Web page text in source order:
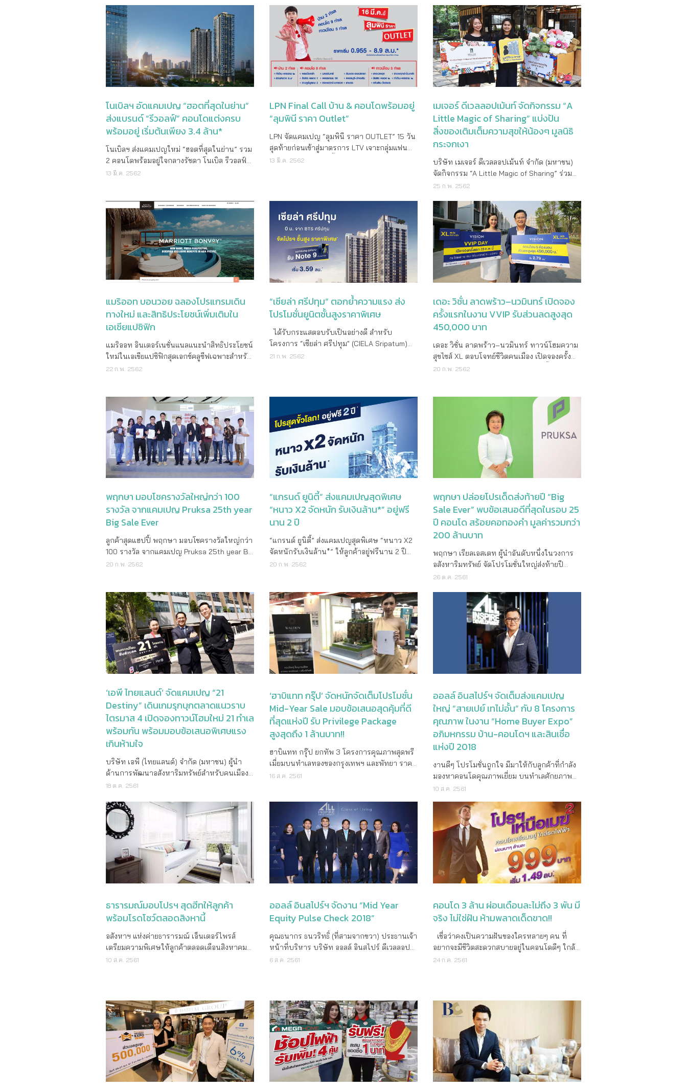
และนครราชสีมา รวมกว่า 40 โครงการ มาไว้ที่
บูธลลิล พร็อพเพอร์ตี้ บูธ G 215 - 226 ในงาน
มหกรรมบ้านและคอนโด ครั้งที่ 40 พร้อมเสิร์ฟ
สุดยอดโปรโมชั่น ได้แก่ ต่อที่ 1 ช่วยผ่อนนาน 10
เดือน และฟรี! เงินทำสัญญา 0 บาท ฟรี! ทุกค่า
ใช้จ่าย อาทิ ค่าโอน ค่าส่วนกลาง ค่ามิเตอร์น้ำ -
ไฟ เป็นต้น หรือต่อที่ 2 เลือกรับ Samsung S10
เอาใจลูกค้าในงานโดยเฉพาะตลอด 4 วัน
ประชุมแห่งชาติสิริกิติ์เท่านั้น แนวโน้มตลาด
อสังหาริมทรัพย์ต้นปี 2562 โดยรวมยังคงมีการ
เติบโต โดยมีปัจจัยสนับสนุน อาทิ ภาพรวมของ
เศรษฐกิจโดยรวมยังขยายตัวได้ดี ยังเป็นปัจจัย
เร่งการตัดสินใจซื้อของกลุ่มลูกค้า การจัด
แคมเปญ “พรรคนี้ผ่อนน้อย” จึงนับเป็นทางเลือก
ให้ผู้ที่กำลังมองหาที่อยู่อาศัยใหม่ที่มีคุณภาพ
บ้านแฝด ทาวน์โฮม และคอนโดมิเนียม บนทำเล
ศักยภาพ 5 มุมเมืองในกรุงเทพมหานคร
ปริมณฑล และจังหวัดในเขตระเบียงเศรษฐกิจที่
เป็นตลาดงาน ซึ่งสามารถตอบโจทย์ความ
ต้องการของลูกค้าแต่ละกลุ่มได้อย่างตรงจุด ใน
ราคาเริ่มต้นเพียง 1 ล้านกว่า มั่นใจว่าแคมเปญนี้
จะได้รับการตอบรับที่ดีจากลูกค้า ประเดิมต้นปี
กล่าว ทั้งนี้ ลูกค้าที่เข้าชมบูธของ ลลิล พร้อพเพ
อร์ตี้ จะได้สัมผัสรูปแบบบูธที่จัดเต็มด้วยโครงการ
คุณภาพ ให้เลือกสรรมากมายภายในงาน การ
เปิดพรีเซลล์โครงการใหม่ล่าสุด มหานครแห่ง
ใหม่ใจกลางพุทธมณฑลสาย 4 “ลลิล ทาวน์ ไลโอ
บลิสซ์ เพชรเกษม – พุทธมณฑล สาย 4” บ้านและ
ทาวน์โฮมฟังก์ชั่นครบตอบทุกโจทย์ความ
บาท ตลอดจนโครงการคุณภาพอีกมากมายกว่า
40 โครงการ เลือกบ้านที่ใช่ ในทำเลที่ถูกใจ กับ
ลลิล พร็อพเพอร์ตี้ บ้านที่ปลูกบนความตั้งใจที่ดี ที่
บูธ G 215 - 226 ในงานมหกรรมบ้านและคอนโด
ครั้งที่ 40 ระหว่างวันที่ 21 - 24 มีนาคม ศกนี้ ณ
ศูนย์การประชุมแห่งชาติสิริกิติ์ /// โทร Call
Center 1778 หรือ www.lalinproperty.com *
เงื่อนไขเป็นไปตามที่บริษัทฯ กำหนด
หน้าที่บริหาร และกรรมการผู้จัดการใหญ่ บ. วี
พร็อพเพอร์ตี้ ดีเวลลอปเมนท์ ส่งแคมเปญ “ปลด
ล็อก 3 ทำเลใจกลางเมือง” มาเอาใจผู้ที่กำลังมอง
หาคอนโดทำเลใจกลางสุขุมวิทโดยเฉพาะ กับ
คอนโด 3 โครงการใหม่แนวรถไฟฟ้าฟ้า 3 สถานี
ได้แก่ทองหล่อ - พระโขนง - อ่อนนุช ราคาเริ่มต้น
เพียง 1.89 - 6.49 ล้านบาท พร้อมส่วนลดสูงสุด
500,000 บาท ซึ่งทำเลทองหล่อได้ถูก”ปลด
ล็อก-กู้100%*” ด้วยโครงการ V TARA สุขุมวิท
36 คอนโดใหม่ แต่งครบพร้อมอยู่ ใกล้ BTS
ทองหล่อ โอนก่อนมาตรการรัฐ กู้ได้100%* ฟรี
ทุกค่าใช้จ่าย ณ วันโอน* 2 ห้องนอน เริ่ม 5.89
ล้านบาท ทำเลติดรถไฟฟ้าสถานีพระโขนงเองก็
“ปลดล็อก-ราคาเดียว*” ห้องชั้นสูงวิวสวย ราคา
พิเศษกับโครงการ VERTIER สุขุมวิท คอนโดใหม่
ทองหล่อ ปลดล็อกยูนิตชั้นพิเศษ วิวเมืองชั้นสูง
ราคาเดียว* 6.49 ล้านบาท และสุดท้ายอ่อนนุช
ทำเลสุดฮิตที่ได้ถูก “ปลดล็อก-เฟสใหม่” ด้วยคอน
โดสุดชิคกับโครงการ IKON สุขุมวิท77 คอนโด
ใหม่ แต่งครบ ติดห้าง ส่วนกลาง 24 ช.ม. ใกล้บีที
เอส อ่อนนุช ปลดล็อกเฟสใหม่ผ่อน 2,999 บาท/
เดือน* เริ่ม 1.89 ล้านบาท พร้อมพบกับสิทธิ
พิเศษมากมายที่จะมาทำให้อะดรีนาลีนพลุ่ง
นี้ ถึง 31 มีนาคมนี้ เท่านั้น แล้วพบกันที่ Sales
Gallery ทั้ง 3 โครงการ สอบถามเพิ่มเติมโทร.
1298 ใกล้ BTS ทองหล่อ V TARA สุขุมวิท
ได้100%* ฟรีทุกค่าใช้จ่าย ณ วันโอน* 2 ห้อง
นอน เริ่ม 5.89 ล้านบาท วันนี้-31 มี.ค. เท่านั้น
พบกันที่ Sales Gallery สอบถามเพิ่มเติมโทร.
VERTIER สุขุมวิท คอนโดใหม่ทำเลใกล้เอกมัย-
ทองหล่อ ปลดล็อกยูนิตชั้นพิเศษ วิวเมืองชั้นสูง
ราคาเดียว* 6.49 ล้านบาท วันนี้-31 มี.ค. เท่านั้น
พบกันที่ Sales Gallery สอบถามเพิ่มเติมโทร.
1298 คลิกชมรายละเอียดโครงการเพิ่มได้ที่
http://bit.ly/2Jjv6Cu ใกล้ BTS อ่อนนุช
IKON สุขุมวิท77 คอนโดใหม่ แต่งครบ...สุด Chic!!
ผ่อน 2,999 บาท/เดือน* เริ่ม 1.89 ล้านบาท วัน
นี้-31 มี.ค. เท่านั้น พบกันที่ Sales Gallery
สอบถามเพิ่มเติมโทร. 1298 คลิกชมรายละเอียด
“บ้านแฝดติดสระ เฟสใหม่” ในราคาที่เอื้อมถึง
เอาใจลูกค้ายุคใหม่ที่ต้อง Smart Investment
มากขึ้น เผยไฮไลท์ห้องตัวอย่าง ใหม่สไตล์
Natural Fulfill เอาไว้ในงานอินทีเรีย และโปรโม
ชั่นลดสะใจ ห้องชุดขนาดสองห้องนอน เริ่มต้น
5.29 ล้านบาท และ บ้านแฝดติดสระ 45
ตรว.เพียง 6.89 ล้านบาท เฉพาะช่วงไฮซีซั่นนี้
เท่านั้น คุณประไพสิทธิ์ ตัณฑ์เกยูร กรรมการผู้
จัดการ บริษัท โบ๊ทเฮ้าส์หัวหิน จำกัด เปิดเผยว่า
The Legend เป็นอาคารชุดตึกที่ 4 ตามแผน
พัฒนาภายในโครงการขนาดใหญ่ของ
Boathouse Hua Hin พิกัด อยู่ตรงช่วงโค้งก่อน
เข้าอุโมงค์ลอดใต้รันเวย์สนามบินหัวหิน และมี
ถนนแยกลงมาที่โครงการอีกที ทำเลตรงนี้สุดเขต
ถนนเลียบหาดจึงเหมือนมีชายหาดส่วนตัว ไป
โดยปริยาย สร้างเสร็จไปแล้ว 4 ตึก ปัจจุบันอยู่ใน
ช่วง Resale โดยตัวอาคารหลังใหม่ “เดอะเลจเจ้
นท์” จุดเด่นเป็น Private Beach วิวทะเลเต็มตา
จากห้องนอนพร้อมจุดขาย ให้มากกว่า อยู่แล้วคุ้ม
ค่า น่าลงทุน จากปัจจัย 1. Single Loaded
Corridor พื้นที่ทางเดินโล่ง โปร่งกว้าง 2. สระ
ว่ายน้ำรายล้อมทั้งโครงการฯ 3.พื้นที่ส่วนกลาง
50% ของพื้นที่โครงการ ล่าสุดทางโครงการฯ
ได้จัดโปรโมชั่นพิเศษรับซัมเมอร์ โปรโมชั่นลด
และ บ้านแฝดติดสระ 45 ตรว.เพียง 6.89 ล้าน
บาท นับว่า คุ้มค่า น่าลงทุน เพราะปัจจุบันจะหา
คอนโดตากอากาศขนาดใหญ่ วิวทะเล ระบบ
โดฯ วิวทะเล มีหน้าหาดส่วนตัว มีแนวโน้มปรับ
ตัวสูงขึ้นแน่นอน ทั้งนี้ปัจจุบันราคาขายเฉลี่ยของ
โครงการฯ อยู่ที่ 90,000 บาท (เทียบกับราคา
ตลาดหรือคอนโดมีเนียมเกิดใหม่อยู่ที่ 110,000
บาท ถือได้ว่าถูกกว่า 20 เปอร์เซนต์) สำหรับ
The Legend by Boathouse Hua Hin (เดอะ เลจ
เจ้นท์ บาย โบ๊ทเฮ้าส์หัวหิน) มีจำนวนห้องชุด
ขนาด 1 ห้องนอน 46 ตารางเมตร, 2 ห้องนอน
เริ่มต้น 49-102 ตารางเมตร, 3 ห้องนอน เริ่มต้น
120-131 ตารางเมตร ราคาเริ่มต้น 3.29 ล้านบาท
(สำหรับ 1 นอน) จุดขายเป็นโครงการขนาดใหญ่
สาธารณูปโภคครบครัน สร้างเสร็จแล้ว และ
สัมผัสได้จริง จัดเต็มพื้นที่ส่วนกลางของหมู่บ้าน
เป็นสวนสวย สระว่ายน้ำบริการสาธารณะถึง 50
Free-Form Pool ขนาด 15,000 ตารางเมตร คิด
เป็นมูลค่าที่ทุ่มลงไปกว่า 500 ล้านบาท ปัจจุบัน
ครองแชมป์คอนโดฯ ตากอากาศของหัวหินที่ให้
ส่วนกลางเยอะมากที่สุดเมื่อเทียบกับจำนวนยูนิต
สนใจโครงการฯ สอบถามข้อมูลเพิ่มเติม โทร
032-442570-2 หรือ 086 366 3371-2
หรือ http://www.boathouse-
huahin.com/the_legend/
จาก Brexit เป็นโอกาสทองสำหรับนักลงทุนไทย
และเอเชียที่สนใจ อสังหาริมทรัพย์ในอังกฤษ
พร้อมย้ำปัจจัยพื้นฐานลอนดอนระยะยาวยังไม่มี
อะไรเปลี่ยนแปลง ยังเป็นศูนย์กลางเศรษฐกิจและ
การมาเยือนของนักท่องเที่ยวทั่วโลก ล่าสุดพบ
ต่างชาติที่ซื้ออสังหาริมทรัพย์ลอนดอนสูงถึง 60 –
65% เหตุเป็นสินทรัพย์ที่ดีที่สุดในโลก
ตลอด 20 ปีที่ผ่านมา ขณะที่นักวิเคราะห์คาดยัง
ไม่มีสัญญาณเปลี่ยนแปลงไปจนถึงปี 2025 อิส
ซาเบลล่า ญาณ (Isabelle Yan) หัวหน้าฝ่ายขาย
และพัฒนาธุรกิจ – เอเชียแปซิฟิก Residential
Land เปิดเผยว่า Residential Land ได้เปิดตัวที่
อยู่อาศัยโครงการใหม่ ภายใต้ชื่อ Garden
House ตั้งอยู่ย่าน Kensington Gardens
Square หนึ่งในเขตพิเศษที่หรูหราที่สุดในกรุง
ลอนดอน ตั้งอยู่ไม่ไกลจากไฮด์ปาร์คที่มีชื่อเสียง
ระดับโลกของเมืองหลวง Garden House เป็น
อาคารที่มีจัดอยู่ในอันดับเกรด 2 (นำตึกเก่ามาส
ร้างใหม่) ซึ่งเป็นที่รวบรวมอพาร์ทเม้นท์ หนึ่ง
สองและสามห้องนอน ด้วยราคาเริ่ม
ต้น 995,000 ปอนด์ ผู้พักอาศัยของ Garden
House ยังเพลิดเพลินกับการเข้าถึงสวนส่วนตัวที่
สวยงาม รวมถึงสิ่งที่เป็นสิ่งจำเป็นของลอนดอนใน
ย่านที่มีชื่อเสียง ซึ่งเสนอพื้นที่อันเงียบสงบด้วย
ต้นไม้ใหญ่ สนามหญ้าสีเขียวและแปลงดอกไม้ที่
คุณภาพและความสะดวกสบายให้ความรู้สึกอัน
แสนอบอุ่น ด้วยขอบประตูแบบย้อนยุคที่สวยงาม
และอุปกรณ์ที่ผสมผสานอย่างลงตัวกับเทคโนโลยี
แต่ละหลังมีเทคโนโลยีภาพและเสียงขั้นสูงโดยใช้
ระบบอัตโนมัติในบ้านของยี่ห้อ Creston ซึ่ง
อำนวยความสะดวกในการใช้ชีวิตประจำวันรวม
House ยังเสนอการออกแบบตกแต่งภายในที่มี
คุณภาพสูง เช่นห้องครัวยี่ห้อ Macasser ที่มี
ความมันวาวสูงรวมถึงการขัด ผลึกบนพื้นผิวส่วน
บนของเฟอร์นิเจอร์ต่าง ๆ เครื่องใช้ไฟฟ้าครบ
วงจรรวมถึง ห้องเก็บไวน์ที่ควบคุมอุณหภูมิ ห้อง
นอนได้ประโยชน์จากหน้าต่างบานใหญ่ที่
หรูหราและทิวทัศน์ทั่วทั้งสวน Garden
โตเบลโล และ ไฮด์พาร์คซึ่งเป็นย่านที่คึกคักที่สุด
แห่งหนึ่งของลอนดอน ซึ่งอยู่ไม่ไกลจากร้าน
อาหารรสเลิศมากมายรวมถึง Core by Clare
Smyth ร้านอาหารสองดาวมิชลิน ที่ได้รับรางวัล
มิชลินซึ่งดำเนินการโดย Clare Smyth ที่ได้รับ
รางวัล Best Female Chef Award จาก 50 ร้าน
อาหารที่ดีที่สุดของโลก Garden House ยังอยู่ใกล้
ระดับไฮเอนด์รวมถึงร้านค้าปลีกใหม่ ร้านอาหาร
และ สิ่งอำนวยความสะดวกเพื่อการพักผ่อน เป็น
ส่วนหนึ่งของการเปลี่ยนแปลงมูลค่า 1 พันล้าน
ปอนด์ของพื้นที่ Queensway ที่กว้างขวางขึ้น
Garden House ตั้งอยู่บนทำเลมีการเดินทางที่ดี
ที่สุดเชื่อมด้วยสถานี
รถไฟ Bayswater และ Queensway ภายใน 5 น
าที ด้วยการเดิน อีกทั้งยังได้รับประโยชน์จาก
สถานี Paddington ซึ่งร่นระยะการเดินทางครึ่ง
ชั่วโมงจากถนน Bond โดยใช้เวลาแค่ 3 นาที
ถนน Liverpool 10 นาที และ Canary Wharf ใน
เวลา 17 นาที และอยู่ห่างจากสนาม
บิน Heathrow เพียง 24นาที นายบรูซ ริตชี่
(Bruce Ritchie) ประธานเจ้าหน้าที่บริหารและผู้
ก่อตั้ง Residential Land ให้ความเห็นว่า “การ
เปิดตัว Garden House ในกรุงเทพฯ ถือเป็นก้าว
สำคัญสำหรับ Residential Land เนื่องจากเป็น
ประเทศไทย เราเป็นผู้เชี่ยวชาญในการสร้างบ้าน
หรูราคาไม่แพงในใจกลางกรุงลอนดอน มีความ
ภาคภูมิใจที่จะได้แสดงผลงานคุณภาพสูงของเรา
ที่งานแสดงสินค้ากรุงเทพ อสังหาริมทรัพย์ของ
เราอยู่ในย่านที่มีชื่อเสียงที่สุดในลอนดอนและยัง
ได้รับประโยชน์จากความมีชีวิตชีวาที่เป็น
เอกลักษณ์ของเมือง ทำให้ผู้ซื้อมีโอกาสในการ
จังหวะที่ดีสำหรับผู้ซื้ออสังหาริมทรัพย์ต่างชาติที่
ต้องการที่อยู่อาศัยในลอนดอน เนื่องจากปัจจุบัน
ค่าเงินปอนด์ได้อ่อนค่าลง จากปัจจัยเรื่องการ
ถอนตัวออกจากสหภาพยุโรปของสหราช
อาณาจักร (BREXIT)จึงส่งผลดีให้นักลงทุนหรือผู้
กดดันความเชื่อมั่นนักลงทุนที่มีต่อสหราช
อาณาจักรในระยะสั้นเท่านั้น สำหรับตลาด
อสังหาริมทรัพย์ในลอนดอนนั้น ในภาวะปกติ
ระยะยาวมีอัตราเติบโตของราคาประมาณ 5-
7% ต่อปี โดยส่วนมากด้วยการยอมรับจากที่
ปรึกษา และยังไม่มีสัญญาณที่จะเปลี่ยนแปลงไป
จนถึงปี 2025ไม่เพียงเท่านี้อสังหาริมทรัพย์ใน
ประเทศอังกฤษเป็นหนึ่งในประเภทสินทรัพย์ที่มี
โนเบิลฯ อัดแคมเปญ “ฮอตที่สุดในย่าน”
ส่งแบรนด์ “รีวอลฟ์” คอนโดแต่งครบ
พร้อมอยู่ เริ่มต้นเพียง 3.4 ล้าน*
โนเบิลฯ ส่งแคมเปญใหม่ “ฮอตที่สุดในย่าน” รวม
2 คอนโดพร้อมอยู่ใจกลางรัชดา โนเบิล รีวอลฟ์
รัชดา และ โนเบิล รีวอลฟ์ รัชดา 2 จัดเต็มแต่ง
เริ่มต้นเพียง 3.4 ล้าน* ชมห้องตัวอย่างพร้อม
สัมผัสบรรยากาศโครงการจริงได้แล้ววันนี้ที่
สำนักงานขายโครงการ คุณธีรพล วรนิธิพงศ์ ผู้
ช่วยกรรมการผู้จัดการ บริษัท โนเบิล ดีเวลลอป
เมนท์ จำกัด (มหาชน) เปิดเผยว่า โนเบิลฯ ได้จัด
โปรโมชั่นสำหรับลูกค้าที่มองหาคอนโดฯ ในย่าน
รัชดา ด้วยการเปิดตัวแคมเปญใหม่ “ฮอตที่สุดใน
ย่าน” กับ 2 โครงการพร้อมอยู่ โนเบิล รีวอลฟ์ รัช
ดา และ โนเบิล รีวอลฟ์ รัชดา 2 ที่มีจุดเด่นของ
ทำเลศักยภาพใจกลางรัชดา ย่านศูนย์กลางธุรกิจ
แห่งใหม่ (New CBD) ติดรถไฟฟ้า MRT ศูนย์
วัฒนธรรมเพียง 80 เมตร ตอบสนองทุกไลฟ์สไตล์
ของคนรุ่นใหม่บนทำเลที่ลงตัวที่สุด โดยทั้ง 2
โครงการที่นำมาจัดแคมเปญในครั้งนี้มีขนาด
ห้องชุดให้เลือกตั้งแต่แบบ 1 ห้องนอน และแบบ 2
ห้องนอน ในราคาเริ่มต้นเพียง 3.4 ล้านบาท
เบิล รีวอลฟ์ รัชดา 2 ออกแบบด้วยแนวคิด
“Revolve Living” ที่ปรับทุกฟังก์ชั่นของพื้นที่
ใช้สอย ให้ตอบโจทย์ชีวิตคนเมืองที่ทันสมัยได้
อย่างลงตัวบนสุดยอดทำเลศักยภาพใจกลางรัชดา
ซึ่งปัจจุบันนับเป็นย่านธุรกิจการค้าสำคัญแห่ง
ใหม่ของกรุงเทพฯ รายล้อมด้วยสิ่งอำนวยความ
สะดวกมากมาย อาทิ ห้างสรรพสินค้า แหล่งช้อป
ปิ้งมอลล์ สถานศึกษา และอาคารสำนักงานต่างๆ
การเป็นจุดเชื่อมต่อของเส้นทางรถไฟฟ้าสายสีส้ม
ที่จะทำให้ย่านรัชดาเป็นอีกทำเลสำคัญที่สามารถ
เชื่อมต่อไปได้ทุกที่ สำหรับลูกค้าที่สนใจ สามารถ
เบิล รีวอลฟ์ รัชดา 2 ติด MRT ศูนย์วัฒนธรรม ลง
ทะเบียนเพื่อรับส่วนลดออนไลน์ 50,000 บาท*
ได้ที่ www.noblehome.com สอบถามข้อมูลเพิ่ม
13 มี.ค. 2562
LPN Final Call บ้าน & คอนโดพร้อมอยู่
“ลุมพินี ราคา Outlet”
LPN จัดแคมเปญ “ลุมพินี ราคา OUTLET” 15 วัน
สุดท้ายก่อนเข้าสู่มาตรการ LTV เจาะกลุ่มแฟน
พันธุ์แท้ “ลุมพินี” ทั้งซื้อเพื่ออยู่เองและนักลงทุน
ปริมณฑล 16 โครงการ กว่า 660 ยูนิต
มูลค่า 1,160 ล้านบาท ที่เป็นเจ้าของได้ง่ายๆ เพียง
วางเงินจองเริ่ม 5,000 บาท สำหรับคอนโด
และ 10,000 บาท สำหรับบ้าน ทั้งรับอัตรา
ดอกเบี้ยพิเศษจากธนาคาร ก่อนมาตรการ Loan
to Value (LTV) บังคับเพิ่มเงินดาวน์ 20% การัน
ตีสินค้าแบรนด์ “ลุมพินี” เป็นสินทรัพย์ที่มีมูลค่า
เพิ่มสูงขึ้นจากความเป็นมืออาชีพในการบริหาร
จัดการตามกลยุทธ์ “ชุมชนน่าอยู่” และทำเล
คุณภาพ ก่อนสิ้นเดือนมี.ค.นี้เท่านั้น นายโอภาส
ศรีพยัคฆ์ ประธานเจ้าหน้าที่บริหาร และ
กรรมการผู้จัดการ บริษัท แอล.พี.เอ็น.ดีเวลลอป
เมนท์ จำกัด (มหาชน) (LPN) เปิดเผยว่า ก่อนเข้า
สู่มาตรการควบคุมสินเชื่อ Loan to Value
(LTV) ซึ่งจะมีการเพิ่มเงินดาวน์ในการซื้อที่อยู่
ประเทศไทย ในวันที่ 1 เมษายน 2562 นี้ บริษัท
ได้จัดแคมเปญส่งเสริมการตลาดภายใต้ชื่อ
แคมเปญ “ลุมพินี ราคา OUTLET” อันจะเป็นการ
สร้างโอกาสให้ลูกค้าเป็นเจ้าของบ้าน ทาวน์โฮม
และคอนโดพร้อมอยู่ได้ง่ายๆ ทั้งยังได้รับอานิสงส์
ของอัตราดอกเบี้ย ซึ่งเป็นอัตราดอกเบี้ยก่อนที่
ธนาคารต่างๆจะทยอยปรับขึ้นตามนโยบายของ
คณะกรรมการนโยบายการเงิน ธนาคารแห่ง
ธนาคารได้ปรับขึ้นดอกเบี้ยเงินกู้ไปแล้ว และมี
การคาดการณ์ว่า กนง. จะประกาศขึ้นดอกเบี้ย
อีกครั้งในปีนี้ ภายใต้แคมเปญนี้บริษัทได้คัด
ทาวน์โฮม และคอนโดกว่า 660 ยูนิต มูลค่า
รวม 1,160 ล้านบาทมาให้เลือกช้อป เพียงวางเงิน
จองเริ่ม 5,000 บาทสำหรับคอนโด
ราคาที่คุ้มค่าเริ่มต้นเพียง 9 แสน - 8.9 ล้านบาท
และสำหรับกลุ่มเป้าหมายนักลงทุน ซึ่งเป็นที่
ทราบกันดีว่าสินค้าของบริษัทเป็นที่ต้องการของ
ตลาด มีความต้องการเช่าต่อเนื่อง จึงทำให้ปล่อย
เช่าได้โดยง่าย โดยมีหน่วยงาน Brokerage ที่ช่วย
อำนวยความสะดวกทั้งการปล่อยเช่า-ขาย ประจำ
อยู่ในทุกโครงการ ผลตอบแทนที่ได้รับจากค่าเช่า
(Yield) เฉลี่ย 5 % จึงนับเป็นการลงทุนที่คุ้มค่า
นอกจากนี้ LPN ยังมีบริษัทในเครือ บริษัท ลุมพินี
พรอเพอร์ตี้ มาเนจเมนท์ จำกัด (LPP) ที่ดูแลด้าน
การบริหารจัดการหลังลูกค้าเข้าอยู่อย่างมืออาชีพ
ด้วยกลยุทธ์ “ชุมชนน่าอยู่” จึงมั่นใจได้ว่าผู้อยู่
อาศัยจะได้รับคุณภาพชีวิต สังคม และสิ่งแวดล้อม
จัดการหลังเข้าอยู่อาศัยในโครงการของผู้
ประกอบการอสังหาริมทรัพย์รายอื่นๆ อีกด้วย
“ผลจากการตื่นตัวของมาตรการ LTV ส่งผลให้
ช่วง 2 เดือนที่ผ่านมา ซึ่งคาดว่าการจัดแคมเปญ
พิเศษในครั้งนี้จะทำได้ตามเป้าหมายที่วางไว้
และถือเป็นโค้งสุดท้ายที่ไม่ควรพลาดในการซื้อ
สินทรัพย์เก็บไว้ภายใต้เงื่อนไขเดิม ซึ่งนับวันก็จะมี
มูลค่าเพิ่มขึ้น เริ่มอย่างเป็นทางการเสาร์ที่ 16
-31 มี.ค.นี้ เท่านั้น ณ สำนักงานขาย
ทั้ง 16 โครงการ สอบถามข้อมูลเพิ่มเติม LPN Call
Center 02-689-6888
13 มี.ค. 2562
เมเจอร์ ดีเวลลอปเม้นท์ จัดกิจกรรม “A
Little Magic of Sharing” แบ่งปัน
สิ่งของเติมเต็มความสุขให้น้องๆ มูลนิธิ
กระจกเงา
บริษัท เมเจอร์ ดีเวลลอปเม้นท์ จำกัด (มหาชน)
จัดกิจกรรม “A Little Magic of Sharing” ร่วม
สร้างฝัน แบ่งปันความสุข โดยได้รวบรวมสิ่งของ
หนังสือสำหรับเด็กสภาพดี จากลูกบ้านเมเจอร์ ดี
เวลลอปเม้นท์ ผู้เช่าอาคาร เมเจอร์ ทาวเวอร์
ทองหล่อ พนักงานเมเจอร์ฯ และบุคคลทั่วไป มอบ
เป็นของขวัญให้แก่น้องๆ มูลนิธิกระจกเงา เพื่อส่ง
เสริมโอกาสทางการเรียนรู้ให้แก่เยาวชนซึ่งเป็น
อนาคตของชาติ โดยมี คุณตวงพร บุณยะสาระ
นันท์ (ซ้าย) ผู้อำนวยการสายงานการตลาด
บริษัท เมเจอร์ ดีเวลลอปเม้นท์ จำกัด (มหาชน)
เป็นตัวแทน ส่งมอบให้แก่ คุณชุตินาถ กาญจนกุล
(ขวา) ผู้จัดการมูลนิธิกระจกเงา ณ มูลนิธิ
กระจกเงา ทั้งนี้ กิจกรรมดังกล่าวนับเป็น
กิจกรรมที่เมเจอร์ ดีเวลลอปเม้นท์ ร่วมแรงร่วมใจ
จัดขึ้นเพื่อช่วยเหลือสังคม โดยจะยังคงมุ่งมั่นสาน
ต่อกิจกรรมเพื่อสังคมให้เกิดประโยชน์ต่อสังคม
25 ก.พ. 2562
แมริออท บอนวอย ฉลองโปรแกรมเดิน
ทางใหม่ และสิทธิประโยชน์เพิ่มเติมใน
เอเชียแปซิฟิก
แมริออท อินเตอร์เนชั่นแนลแนะนำสิทธิประโยชน์
ใหม่ในเอเชียแปซิฟิกสุดเอกซ์คลูซีฟเฉพาะสำหรับ
สมาชิก แมริออท บอนวอย (Marriott Bonvoy)
ริตซ์-คาร์ลตัน รีวอร์ดส (The Ritz-Carlton
Rewards) และสตาร์วูด พรีเฟอร์ เกสต์
(Starwood Preferred Guest หรือ SPG) ได้เปิด
ตัวไปเมื่อต้นปีนี้ ด้วยความเชื่อว่า การเดินทาง
ท่องเที่ยวช่วยรังสรรค์คุณค่าให้แก่โลกของเรา
แมริออท บอนวอยให้สมาชิกเข้าถึงโรงแรมต่างๆ
ภายใต้พอร์ตโฟลิโอของเครือแมริออท อินเตอร์
เนชั่นแนล ในกว่า 130 ประเทศและเขตต่างๆ ทั่ว
โลก และเป็นส่วนหนึ่งในการสร้างแรงบันดาลใจ
ให้สมาชิกเดินทางท่องไปตามใจปรารถนา
สมาชิกของแมริออท บอนวอย จะได้รับสิทธิ
ประโยชน์จากการรับประทานอาหารมื้อพิเศษ
รวมถึงใช้บริการ สปาทั้งขณะอยู่บ้านและขณะ
เดินทาง ยิ่งไปกว่านั้น สมาชิกยังได้รับคะแนน
สะสมแม้จะไม่ได้เข้าพักค้างคืน จึงเปิดโอกาสให้
แพล็ตฟอร์มแมริออท บอนวอย โมเม้นต์ส
(Moments.MarriottBonoy.com) อาทิ
ประสบการณ์ระดับวีไอพีที่คอนเสิร์ตมารูน ไฟฟ์
(Maroon 5) ทั่งเจ็ดคอนเสิร์ตในโตเกียว โซล
มะนิลา เกาสง มาเก๊า สิงคโปร์ และกรุงเทพฯ
โดยจะได้มีโอกาสพบปะสมาชิกของวงอย่างใกล้
ชิดใน 3 เมือง “การเปิดตัวแมริออท บอนวอย
เป็นก้าวสำคัญของบริษัทและเรายินดีเป็นอย่างยิ่ง
เอเชียแปซิฟิกเพื่อเติมเต็มความฝันให้กับสมาชิก
ของเรา” เป็กกี้ ฟาง โร ประธานเจ้าหน้าที่ด้าน
การขายและการตลาดประจำภูมิภาคเอเชีย
แปซิฟิกของแมริออท อินเตอร์เนชั่นแนลกล่าว
“เรามุ่งมั่นสร้างสรรค์โปรแกรมแมริออท บอนว
อยให้ดียิ่งขึ้นด้วยการมอบสิ่งที่สมาชิกชื่นชอบทั้ง
ระหว่างการเดินทางและแม้ขณะอยู่บ้าน ซึ่ง
สมาชิกสามารถแบ่งปันประสบการณ์เหล่านั้นกับ
เพื่อนหรือครอบครัวได้” สิทธิประโยชน์แมริออท
และเครื่องดื่มพร้อมรับคะแนนสะสม สมาชิกของ
แมริออท บอนวอยจะได้รับสิทธิพิเศษด้านอาหาร
และเครื่องดื่มตลอดทั้งปีที่ร้านอาหารและบาร์
กว่า 28,000 แห่ง ในเอเชียแปซิฟิกที่เข้าร่วม
รายการ นับเป็นอีกวิธีหนึ่งที่สมาชิกสามารถรับ
คะแนนสะสมได้ โดยไม่ต้องเข้าพัก แมริออท
อินเตอร์เนชั่นแนลมอบส่วนลดอาหารและเครื่อง
ดื่ม 10% สำหรับสมาชิกทั่วไป และสมาชิกระดับ
สมาชิกระดับโกลด์ เอลิท (Gold Elite) และ
ส่วนลด 20% สำหรับสมาชิกระดับแพลตตินัม เอ
ลิท (Platinum Elite) สมาชิกไทเทเนียม เอลิท
(Titanium Elite) และแอมบาสซาเดอร์ เอลิท
(Ambassador Elite) ด้วยยอดการใช้จ่ายขั้นต่ำที่
10 ดอลล่าร์ ก็มีสิทธิได้รับคะแนนสูงสุด 10 คะแนน
สำหรับครอบครัว ตั้งแต่วันที่ 25 มีนาคมนี้
เป็นต้นไป แมริออท บอนวอยจะให้สิทธิประโยชน์
มากยิ่งขึ้นสำหรับสมาชิกที่มาเป็นครอบครัว
พร้อมเด็กๆ และเข้าพักในโรงแรมและรีสอร์ทที่
เข้าร่วมโครงการ โดยจะได้รับสิทธิประโยชน์
พิเศษต่างๆ ดังนี้: สำหรับผู้เข้าพักผู้ใหญ่ใช้จ่าย
หนึ่งท่าน ตั้งแต่ระดับโกลด์ เอลิท (Gold Elite) ลง
22 ก.พ. 2562
“เซียล่า ศรีปทุม” ตอกย้ำความแรง ส่ง
โปรโมชั่นยูนิตชั้นสูงราคาพิเศษ
โครงการ “เซียล่า ศรีปทุม" (CIELA Sripatum)
คอนโดมิเนียม ไฮไรส์ 28 ชั้น 0 เมตร จากบีทีเอส
โมชั่นยูนิตชั้นสูงราคาพิเศษ ในวันที่ 23-24
กุมภาพันธ์ นี้ ณ สำนักงานขาย จองพร้อมทำ
สัญญาในงาน หรือภายในเดือนกุมภาพันธ์ รับ
ฟรี! โทรศัพท์มือถือ Samsung Galaxy Note 9
งานนี้พลาดไม่ได้แล้วจ้า
21 ก.พ. 2562
เดอะ วิชั่น ลาดพร้าว–นวมินทร์ เปิดจอง
ครั้งแรกในงาน VVIP รับส่วนลดสูงสุด
450,000 บาท
เดอะ วิชั่น ลาดพร้าว–นวมินทร์ ทาวน์โฮมความ
สุขไซส์ XL ตอบโจทย์ชีวิตคนเมือง เปิดจองครั้ง
แรกในงาน VVIP Day 23 กุมภาพันธ์นี้ รับ
รูปแบบทาวน์โฮม 3 ชั้น ภายใต้แนวคิด “XL
สเปซ XL ความสุข” พัฒนาโดย บริษัท ออลล์ อินส
ไปร์ ดีเวลลอปเม้นท์ จำกัด (มหาชน) ที่ฉีกทุกกฎ
ของทาวน์โฮมแบบเดิมๆ ด้วยแนวคิดและการ
ออกแบบ เพื่อให้เหมาะกับชีวิตคนเมือง และครบ
ทุกฟังก์ชั่นของการอยู่อาศัย ด้วยถนนภายใน
โครงการกว้าง 12 เมตร พื้นที่ใช้สอยในบ้านเทียบ
เท่าบ้านเดี่ยวสูงสุด 220 ตารางเมตร การ
ออกแบบห้องผู้สูงอายุชั้น 1 พร้อมหน้าต่างระบาย
อากาศกว้างพิเศษเพื่อรับแสงและลมประหยัด
พลังงาน พร้อมคลับเฮ้าส์สระว่ายน้ำและสวน
สาธารณะขนาดใหญ่ พบกับทาวน์โฮมที่ตอบ
โจทย์ “สเปซแห่งความสุข” ของผู้อยู่อาศัยอย่าง
แท้จริงได้ที่ โครงการเดอะ วิชั่น ลาดพร้าว - นวมิ
นทร์ บนพื้นที่ 33 ไร่ ตั้งอยู่ในซอยนวมินทร์ 85
ในราคาเริ่มต้นที่ 2.79 ล้านบาท ครบทุกฟังก์ชั่น
เหมาะสำหรับลูกค้าที่มองหาบ้านหลังแรกหรือ
การขยับขยายครอบครัวที่ใหญ่ขึ้น บนทำเลที่
การเดินทางสะดวกสบาย ใกล้ทางด่วน
รามอินทรา–อาจณรงค์และวงแหวนกาญจนา
ภิเษก ใกล้ศูนย์การค้าและสิ่งอำนวยความสะดวก
ครบครัน พบข้อเสนอพิเศษ ส่วนลดสูงสุดถึง
450,000 บาท ในงาน VVIP Day กับการเปิดตัว
โครงการอย่างเป็นทางการ ในวันที่ 23 – 24
กุมภาพันธ์ 2562 สนใจสอบถามรายละเอียดเพิ่ม
www.allinspire.co.th
20 ก.พ. 2562
พฤกษา มอบโชครางวัลใหญ่กว่า 100
รางวัล จากแคมเปญ Pruksa 25th year
Big Sale Ever
ลูกค้าสุดแฮปปี้ พฤกษา มอบโชครางวัลใหญ่กว่า
100 รางวัล จากแคมเปญ Pruksa 25th year Big
Sale Ever นายธีรเดช เกิดสำอางค์ ประธานเจ้า
ความยินดีกับลูกค้าผู้โชคดีจากแคมเปญ “Pruksa
25 th year Big Sale Ever ลดใหญ่ แถมใหญ่
แจกใหญ่” โดยมีรางวัลใหญ่ ได้แก่ ห้องชุดพลัม
คอนโด 3 รางวัล สร้อยทองคำหนัก 5 บาท
จำนวน 30 รางวัล และ Samsung Galaxy Note
9 จำนวน 75 รางวัล รวมทั้งหมด 108 รางวัล ซึ่ง
แคมเปญดังกล่าวถือเป็นโอกาสที่ดีที่สุดสำหรับ
คนซื้อบ้านที่ได้ทั้งส่วนลด และของแถมที่ดีที่สุดที่
เคยมีมาก่อน นอกจากนี้ยังได้สิทธิ์ลุ้นรางวัล
ใหญ่มูลค่านับล้านบาท !!! ทั้งนี้ บริษัทฯ ขอ
ขอบคุณลูกค้าที่ให้ความไว้วางใจร่วมเป็นสมาชิก
ครอบครัวพฤกษา สำหรับลูกค้าที่พลาดโอกาส
ในครั้งนี้ ยังมีโปรโมชั่นดีๆ มากมาย อาทิ โปร
ก่อนมาตรการ LTV ดูข้อมูลเพิ่มเติมได้ทาง
20 ก.พ. 2562
“แกรนด์ ยูนิตี้” ส่งแคมเปญสุดพิเศษ
“หนาว X2 จัดหนัก รับเงินล้าน*” อยู่ฟรี
นาน 2 ปี
“แกรนด์ ยูนิตี้” ส่งแคมเปญสุดพิเศษ “หนาว X2
จัดหนักรับเงินล้าน*” ให้ลูกค้าอยู่ฟรีนาน 2 ปี
พร้อมลุ้นรับเงินสดมูลค่า 1 ล้านบาท* บริษัท
รับเงินล้าน*” ให้ลูกค้าอยู่อาศัยกันแบบฟรี ๆ
นานถึง 2 ปี พร้อมรับส่วนลดพิเศษสูงสุดถึง
2,000,000 บาท* อีกทั้งยังมอบสิทธิพิเศษในการ
ร่วมลุ้นรับบัตรกำนัลเงินสดมูลค่า 1 ล้านบาท*
พร้อมของรางวัลอื่นๆ มูลค่ารวมกว่า 1.5 ล้าน
บาท* สำหรับลูกค้าที่ทำการจองและโอน
กรรมสิทธิ์ คอนโด ยู ดีไลท์ พร้อมอยู่ ทั้ง 6 ทำเล
ใกล้รถไฟฟ้า ของ แกรนด์ ยูนิตี้ ตั้งแต่วันนี้ ถึง 29
พร้อมเข้าอยู่จากแกรนด์ ยูนิตี้ได้แล้ว 6 โครงการ
ประกอบด้วย โครงการ ยู ดีไลท์ เรสซิเดนซ์ ริ
เวอร์ฟร้อนท์ พระราม 3, ยู ดีไลท์ รัชวิภา, ยู ดี
ไลท์ @ ตลาดพลู สเตชั่น, ยูดีไลท์ @ บางซ่อน ส
เตชั่น, ยู ดีไลท์ รัตนาธิเบศร์ และคอนโด ยู
เกษตร-นวมินทร์ เงื่อนไขเป็นไปตามที่บริษัทฯ
กำหนด สำหรับผู้ที่สนใจสามารถดูรายละเอียด
เพิ่มเติมได้ที่ โทร. 0 2652 4000 หรือดูราย
20 ก.พ. 2562
พฤกษา ปล่อยโปรเด็ดส่งท้ายปี “Big
Sale Ever” พบข้อเสนอดีที่สุดในรอบ 25
ปี คอนโด สร้อยคอทองคำ มูลค่ารวมกว่า
200 ล้านบาท
พฤกษา เรียลเอสเตท ผู้นำอันดับหนึ่งในวงการ
อสังหาริมทรัพย์ จัดโปรโมชั่นใหญ่ส่งท้ายปี
“Pruksa 25th Year Big Sale Ever ลดใหญ่ แจก
ทาวน์โฮม บ้านเดี่ยว คอนโด พร้อมเข้าอยู่ 161
โครงการ ต่อแรกรับส่วนลดสูงสุดถึง 1.3 ล้านบาท
และโปรโมชั่นพิเศษมากมาย ต่อสอง ลุ้นรับ
รางวัลใหญ่ คอนโด สร้อยคอทองคำหนัก 5 บาท
และ Samsung Galaxy Note 9 รวมมูลค่า
ทั้งหมดกว่า 200 ล้านบาท เพียงทำสัญญาและ
โอนภายใน 28 ธันวาคม 2561 นี้ นางสุพัตรา
เผย ว่า “ เนื่องในโอกาสที่พฤกษา เรียลเอสเตท
ดำเนินธุรกิจมาครบรอบ 25 ปี เพื่อเป็นการ
ขอบคุณที่ลูกค้าให้การตอบรับที่ดีเสมอมา บริษัท
จึงได้จัดแคมเปญ “Pruksa 25th Year Big Sale
Ever ลดใหญ่ แถมใหญ่ แจกใหญ่” ได้คัดเลือก
และคอนโดมิเนียม พร้อมเข้าอยู่ 161 โครงการทั่ว
ประเทศ เพียงทำสัญญาและโอนกรรมสิทธิ์
ภายใน 28 ธันวาคม 2561 จะได้รับส่วนลดเงินสด
สูงสุดถึง 1.3 ล้านบาท และรับโปรโมชั่นอื่นๆ อีก
มากมาย อาทิ เครื่องปรับอากาศ เครื่องใช้ไฟฟ้า
เฟอร์นิเจอร์ Gift Voucher ฟรีค่าใช้จ่ายในวัน
โอน ตามเงื่อนไขของ แต่ละโครงการที่เข้าร่วม
แคมเปญ นอกจากนี้ ทุกๆ ยอดการซื้อ 1 แสนบาท
จะได้รับเลขคูปอง 1 สิทธิ์ เพื่อลุ้นรับรางวัลใหญ่
พลัมคอนโด พหลโยธิน 89 จำนวน 3 รางวัล
สร้อยคอทองคำหนัก 5 บาท จำนวน 30 รางวัล
รางวัล โดยจะแบ่งจับรางวัล 3 ครั้ง รอบแรกวันที่
16 พ.ย. 61 รอบสอง 14 ธันวาคม 61 และรอบ
ที่กำลังมองหาที่อยู่อาศัยไม่ควรพลาด เพราะเป็น
แคมเปญที่ลูกค้าได้รับสิทธิประโยชน์มากมายและ
เป็นข้อเสนอดีที่สุดในรอบ 25 ปีของพฤกษา
5,000 ตัว ล่าสุดจาก พฤกษา สอบถามข้อมูลเพิ่ม
26 ต.ค. 2561
‘เอพี ไทยแลนด์’ จัดแคมเปญ “21
Destiny” เดินเกมรุกบุกตลาดแนวราบ
ไตรมาส 4 เปิดจองทาวน์โฮมใหม่ 21 ทำเล
พร้อมกัน พร้อมมอบข้อเสนอพิเศษแรง
เกินห้ามใจ
บริษัท เอพี (ไทยแลนด์) จำกัด (มหาชน) ผู้นำ
ด้านการพัฒนาอสังหาริมทรัพย์สำหรับคนเมือง
สานต่อความสำเร็จครั้งใหญ่จากยอดขายรวม
เดือน พุ่งแตะ 15,620 ล้านบาท โตกว่า 34%
ล่าสุด จัดแคมเปญใหญ่กระตุ้นตลาดทาวน์โฮม
พร้อมอยู่ไตรมาส 4 อีกครั้ง ยกทัพทาวน์โฮมเครือ
เอพีแบรนด์ ‘บ้านกลางเมือง’ และ ‘พลีโน’ 21
โครงการใหม่ ชูไฮไลท์ ‘นวัตกรรมดีไซน์ และ
สเปซฟังก์ชั่น’ การดีไซน์พื้นที่รองรับและตอบ
โจทย์การขยับขยายของครอบครัวเมืองในอนาคต
เปิดจองครั้งแรกในราคาพรีเซล พิเศษส่วนลด
พร้อมจับมือพันธมิตรธุรกิจ ‘ธนาคารกสิกรไทย’
มอบข้อเสนอพิเศษทางการเงินที่ดีที่สุดแห่งปี-
ดอกเบี้ยพิเศษ นาน 2 ปี และลงทะเบียนเพื่อรับ
ส่วนลดเพิ่มสูงสุด 100,000 บาท รวมทั้งสิทธิ
พิเศษอื่นๆ มากมาย สำหรับลูกค้าทาวน์โฮมเอพี
ที่จองซื้อในช่วงเวลาแคมเปญ 21 Destiny
ประเสริฐสรรค์ รองกรรมการผู้อำนวยการ สาย
งานธุรกิจแนวราบ บริษัท เอพี (ไทยแลนด์)
จำกัด (มหาชน) เปิดเผยว่า “ในช่วงโค้งสุดท้าย
ก่อนจบปี ความต้องการที่อยู่อาศัยใหม่พร้อมอยู่
ของครอบครัวเมืองมีอยู่มาก โดยเฉพาะตลาด
ทาวน์โฮมระดับกลางบนถึงไฮเอนด์ ทำเล
ใจกลางเมืองเครือเอพีที่ยังคงได้รับความสนใจ
18 ต.ค. 2561
‘ฮาบิแทท กรุ๊ป’ จัดหนักจัดเต็มโปรโมชั่น
Mid-Year Sale มอบข้อเสนอสุดคุ้มที่ดี
ที่สุดแห่งปี รับ Privilege Package
สูงสุดถึง 1 ล้านบาท!!
ฮาบิแทท กรุ๊ป ยกทัพ 3 โครงการคุณภาพสุดพรี
เมี่ยมบนทำเลทองของกรุงเทพฯ และพัทยา ราคา
เริ่มต้น 3.5 – 9.79 ล้านบาท มอบข้อเสนอพิเศษ
ชาติสิริกิติ์ และ Luxury Property Showcase
2018 ณ ศูนย์การค้าสยามพารากอน บริษัท ฮาบิ
แทท กรุ๊ป จำกัด ผู้นำด้านการพัฒนาโครงการ
อสังหาริมทรัพย์ระดับพรีเมี่ยมเพื่อการลงทุนของ
ไทย ได้จัดโปรโมชั่น Mid-Year Sale โดยมอบข้อ
เสนอสุดพิเศษเฉพาะกับ 3 โครงการที่อยู่อาศัยระ
ดับพรีเมี่ยมเพื่อการลงทุนบนทำเลทองทั้งใน
โครงการ วินด์แฮม แอทลาส วงศ์อมาตย์ พัทยา
(Wyndham Atlas Wongamat Pattaya) ราคา
เริ่มต้น 4.5 ล้านบาท และโครงการ ครอสทู
พัทยา โอเชี่ยนเฟียร์ (X2 Pattaya Oceanphere)
ใจกับโครงการวินด์แฮม แอทลาส วงศ์อมาตย์
พัทยา ใกล้หาดวงศ์อมาตย์เพียง 200 เมตร มอบ
Privilege Package มูลค่าสูงสุดถึง 300,000
บาท* โครงการครอสทู พัทยา โอเชี่ยนเฟียร์ พูล
วิลล่าลักชัวรี่สุดหรูห่างจากชายหาดเพียง 500
เมตร มอบแพ็คเกจล่องเรือยอช์ทสุดหรู และ
ส่วนลดสูงสุด 200,000 บาท* และพิเศษสุดกับ
โครงการ วาลเด้น อโศก คอนโดหรูใจกลางอโศก
16 ส.ค. 2561
ออลล์ อินสไปร์ฯ จัดเต็มส่งแคมเปญ
ใหญ่ “สายเปย์ เทไม่อั้น” กับ 8 โครงการ
คุณภาพ ในงาน “Home Buyer Expo”
อภิมหกรรม บ้าน-คอนโดฯ และสินเชื่อ
แห่งปี 2018
งานดีๆ โปรโมชั่นถูกใจ มีมาให้กับลูกค้าที่กำลัง
มองหาคอนโดคุณภาพเยี่ยม บนทำเลศักยภาพ
ได้เลือกสรรกันอีกแล้ว กับค่าย ออลล์ อินสไปร์ ดี
ธนากร ธนวริทธิ์ ประธานเจ้าหน้าที่บริหาร จัด
หนักจัดเต็ม กับแคมเปญใหญ่ “สายเปย์ เทไม่อั้น”
ยกทัพโครงการคุณภาพบนทำเลศักยภาพกว่า 8
โครงการ อาทิ โครงการ ดิ เอ็กเซล คูคต
โครงการ ไรส์ พระราม 9 โครงการ ดิ เอ็กเซล รัช
ดา - ห้วยขวาง โครงการ ไรส์ พหล-อินทามระ
และโครงการใหม่ล่าสุด ดิ เอ็กเซล ลาซาล 17
เท่านั้น ส่วนลดสูงสุดถึง 200,000 บาท* พลาด
ไม่ได้กับโอกาสดีๆ ในการเป็นเจ้าของห้องชุด
ตกแต่งพร้อม ราคาพิเศษก่อนใครพบกันได้ที่
งาน “Home Buyer Expo” อภิมหกรรม บ้าน-
คอนโดฯ และสินเชื่อแห่งปี 2018 ในวันที่ 16 – 19
สิงหาคม นี้ตั้งแต่เวลา10.00 – 21.00 น. ณ ศูนย์
www.allinspire.co.th
10 ส.ค. 2561
ธารารมณ์มอบโปรฯ สุดฮีทให้ลูกค้า
พร้อมโรดโชว์ตลอดสิงหานี้
อสังหาฯ แห่งค่ายธารารมณ์ เอ็นเตอร์ไพรส์
เตรียมความพิเศษให้ลูกค้าตลอดเดือนสิงหาคมนี้
กับโปรฯ Hot & Heat Price พร้อมโรดโชว์และข้อ
ใกล้จุดขึ้นลงทางด่วน และฮีทกับราคาพิเศษสุด
ให้เป็นเจ้าของได้ง่าย ๆ ในงาน Home Buyers’
Expo 2018 ระหว่างวันที่ 16-19 สิงหาคม 2561 ที่
บูธ G47 โซน CG ณ ศูนย์การประชุมแห่งชาติสิริกิ
ติ์ และ งาน Home @Mall ระหว่างวันที่ 30
สิงหาคม – 5 กันยายน 2561 บริเวณชั้น G
ศูนย์การค้าเดอะมอลล์ บางกะปิ โอกาสสุดฮีทมี
เฉพาะเดือนนี้เท่านั้น
10 ส.ค. 2561
ออลล์ อินสไปร์ฯ จัดงาน “Mid Year
Equity Pulse Check 2018”
คุณธนากร ธนวริทธิ์ (ที่สามจากขวา) ประธานเจ้า
หน้าที่บริหาร บริษัท ออลล์ อินสไปร์ ดีเวลลอป
เม้นท์ จำกัด (มหาชน) จัดงาน "Mid Year Equity
เกียรติจาก คุณบุญ ยงสกุล (กลาง) นายกสมาคม
อสังหาริมทรัพย์ภูเก็ต เพื่อแลกเปลี่ยนวิสัยทัศน์
และความคิดเห็นเกี่ยวกับภาพรวมตลาดอสังหาฯ
ภูเก็ต ภายในงานยังมี คุณชาญชัย งามวิถี (ที่สาม
จากซ้าย) รองประธานกรรมการ บริษัท ยูไนเต็ด
อินฟอร์เมชั่น ไฮเวย์ จำกัด คุณภาณุพงค์ กริชจน
รัช (ที่สองจากขวา) ประธานเจ้าหน้าที่บริหาร
บริษัท โบ๊ท พัฒนา จำกัด ซึ่งภายในงานถือเป็น
6 ส.ค. 2561
คอนโด 3 ล้าน ผ่อนเดือนละไม่ถึง 3 พัน มี
จริง ไม่ใช่ฝัน ห้ามพลาดเด็ดขาด!!
อยากจะมีชีวิตสะดวกสบายอยู่ในคอนโดดีๆ ใกล้
รถไฟฟ้า ใกล้แหล่ง Community Mall ที่ตอบ
ของเรา แต่ด้วยเพราะคอนโดดีๆ สักห้องหนึ่งที่ฝัน
อยากได้นั้น มันก็ราคาไม่ใช่น้อยเลย ซึ่งหากจะซื้อ
เป็นของตัวเอง บางทีค่าผ่อนมันก็เยอะเกินไปจน
ทำให้เราไม่สามารถแบกรับไหว ก็เลยพลอยให้
ไม่กล้าตัดสินใจซื้อคอนโดเป็นของตัวเองสักที!! แต่
วันนี้ปัญหาเรื่องการผ่อนไม่ไหวจะหมดไป ด้วย
โปรโมชั่นพิเศษจากออริจิ้นกับ “โปรเหนือเมฆยก
กำลัง 2” ที่จะทำให้คุณฟินกับการผ่อนแบบเบา
24 ก.ค. 2561